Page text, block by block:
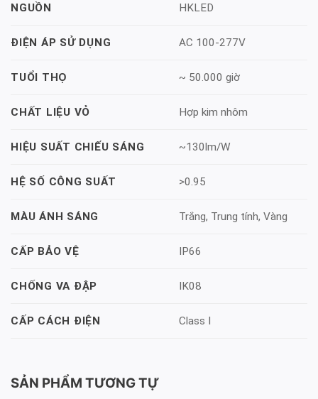
NGUỒN HKLED
ĐIỆN ÁP SỬ DỤNG AC 100-277V
TUỔI THỌ ~ 50.000 giờ
CHẤT LIỆU VỎ Hợp kim nhôm
HIỆU SUẤT CHIẾU SÁNG ~130lm/W
HỆ SỐ CÔNG SUẤT >0.95
MÀU ÁNH SÁNG Trắng, Trung tính, Vàng
CẤP BẢO VỆ IP66
CHỐNG VA ĐẬP IK08
CẤP CÁCH ĐIỆN Class I
SẢN PHẨM TƯƠNG TỰ